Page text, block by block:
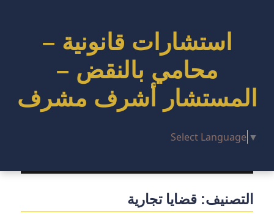
استشارات قانونية –
محامي بالنقض –
المستشار أشرف مشرف
Select Language ▼
التصنيف:قضايا تجارية